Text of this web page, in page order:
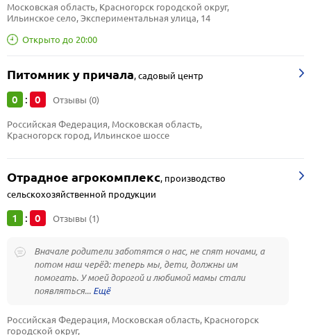
Открыто до 20:00
Московская область, Красногорск городской округ,
Ильинское село, Экспериментальная улица, 14
Питомник у причала,садовый центр
0 : 0 Отзывы (0)
Российская Федерация, Московская область,
Красногорск город, Ильинское шоссе
Отрадное агрокомплекс, производство
сельскохозяйственной продукции
1 : 0 Отзывы (1)
Вначале родители заботятся о нас, не спят ночами, а
потом наш черёд: теперь мы, дети, должны им
помогать. У моей дорогой и любимой мамы стали
появляться...
Российская Федерация, Московская область, Красногорск
городской округ,